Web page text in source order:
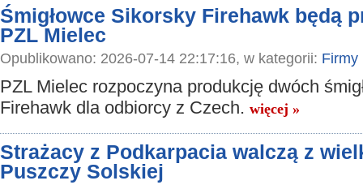
Śmigłowce Sikorsky Firehawk będą
PZL Mielec
Opublikowano: 2026-07-14 22:17:16, w kategorii: Firmy
PZL Mielec rozpoczyna produkcję dwóch
Firehawk dla odbiorcy z Czech. więcej »
Strażacy z Podkarpacia walczą z
Puszczy Solskiej